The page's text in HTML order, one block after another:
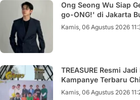
Ong Seong Wu Siap
go-ONG!' di Jakarta
Kamis, 06 Agustus 2026
TREASURE Resmi
Kampanye Terbaru
Kamis, 06 Agustus 2026